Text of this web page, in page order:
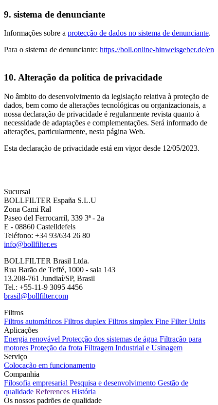
9. sistema de denunciante
Informações sobre a protecção de dados no sistema de denunciante​​​​​​​.
Para o sistema de denunciante: https.//boll.online-hinweisgeber.de/en
10. Alteração da política de privacidade
No âmbito do desenvolvimento da legislação relativa à proteção de
dados, bem como de alterações tecnológicas ou organizacionais, a
nossa declaração de privacidade é regularmente revista quanto à
necessidade de adaptações e complementações. Será informado de
alterações, particularmente, nesta página Web.
Esta declaração de privacidade está em vigor desde 12/05/2023.
Sucursal
BOLLFILTER España S.L.U
Zona Cami Ral
Paseo del Ferrocarril, 339 3ª - 2a
E - 08860 Castelldefels
Teléfono: +34 93/634 26 80
info@bollfilter.es
BOLLFILTER Brasil Ltda.
Rua Barão de Teffé, 1000 - sala 143
13.208-761 Jundiaí/SP, Brasil
Tel.: +55-11-9 3095 4456
brasil@bollfilter.com
Filtros
Filtros automáticos Filtros duplex Filtros simplex Fine Filter Units
Aplicações
Energia renovável Protecção dos sistemas de água Filtração para
motores Proteção da frota Filtragem Industrial e Usinagem
Serviço
Colocação em funcionamento
Companhia
Filosofia empresarial Pesquisa e desenvolvimento Gestão de
qualidade References História
Os nossos padrões de qualidade